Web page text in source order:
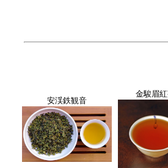
安渓鉄観音
金駿眉